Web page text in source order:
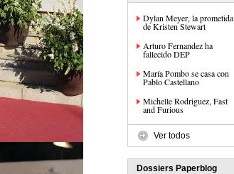
Dylan Meyer, la prometida
de Kristen Stewart
Arturo Fernandez ha
fallecido DEP
María Pombo se casa con
Pablo Castellano
Michelle Rodriguez, Fast
and Furious
Ver todos
Dossiers Paperblog